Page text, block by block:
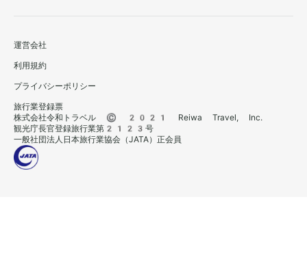
運営会社
利用規約
プライバシーポリシー
旅行業登録票
株式会社令和トラベル © 2021 Reiwa Travel, Inc.
観光庁長官登録旅行業第2123号
一般社団法人日本旅行業協会（JATA）正会員